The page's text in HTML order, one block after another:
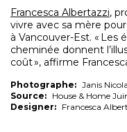
Francesca Albertazzi,
vivre avec sa mère
à Vancouver-Est. «
cheminée donnent
coût », affirme
Photographe: Janis
Source: House & Home
Designer: Francesca